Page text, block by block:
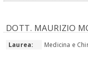
DOTT. MAURIZIO
Laurea: Medicina e